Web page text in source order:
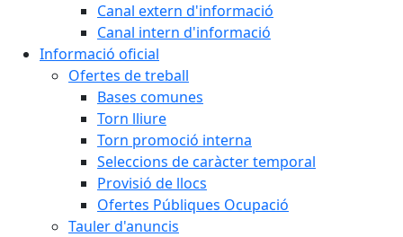
Canal extern d'informació
Canal intern d'informació
Informació oficial
Ofertes de treball
Bases comunes
Torn lliure
Torn promoció interna
Seleccions de caràcter temporal
Provisió de llocs
Ofertes Públiques Ocupació
Tauler d'anuncis